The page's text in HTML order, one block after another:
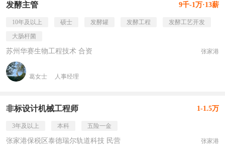
发酵主管 9千-1万·13薪
10年及以上 硕士 发酵罐 发酵工程
发酵工艺开发
大肠杆菌
苏州华赛生物工程技术 合资 张家港
葛女士 人事经理
非标设计机械工程师 1-1.5万
3年及以上 本科 五险一金
张家港保税区泰德瑞尔轨道科技 民营 张家港